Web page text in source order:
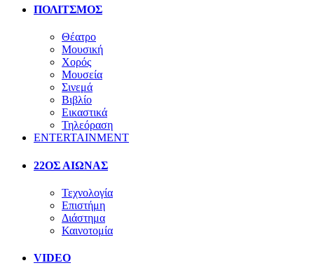
ΠΟΛΙΤΣΜΟΣ
Θέατρο
Μουσική
Χορός
Μουσεία
Σινεμά
Βιβλίο
Εικαστικά
Τηλεόραση
ENTERTAINMENT
22ΟΣ ΑΙΩΝΑΣ
Τεχνολογία
Επιστήμη
Διάστημα
Καινοτομία
VIDEO